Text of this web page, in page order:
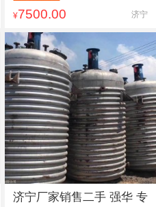
¥7500.00 济宁
济宁厂家销售二手 强华 专